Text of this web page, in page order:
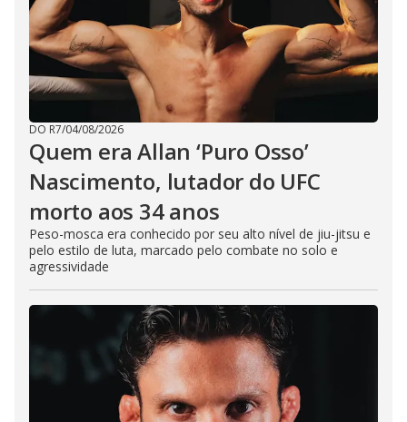
DO R7/04/08/2026
Quem era Allan ‘Puro Osso’
Nascimento, lutador do UFC
morto aos 34 anos
Peso-mosca era conhecido por seu alto nível de jiu-jitsu e
pelo estilo de luta, marcado pelo combate no solo e
agressividade